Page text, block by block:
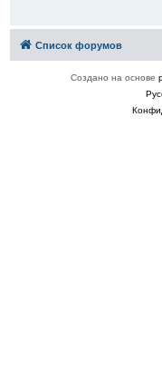
Список форумов
Создано на основе